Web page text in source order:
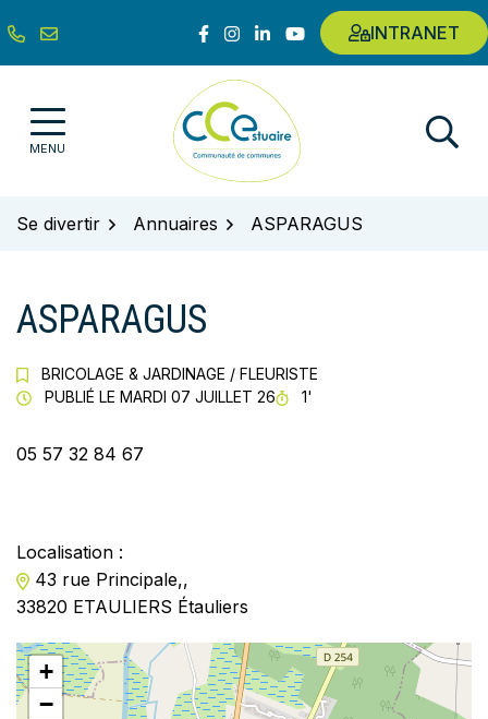
au
contenu
Lien vers le compte Facebook
Lien vers le compte Instagram
Lien vers le compte Linkedin
Lien vers la chaîne Youtube
INTRANET
MENU Communauté de communes de
Se divertir Annuaires ASPARAGUS
ASPARAGUS
BRICOLAGE & JARDINAGE / FLEURISTE
PUBLIÉ LE MARDI 07 JUILLET 26 TEMPS DE LECTURE
1'
05 57 32 84 67
Localisation :
43 rue Principale,,
33820 ETAULIERS Étauliers
+
−